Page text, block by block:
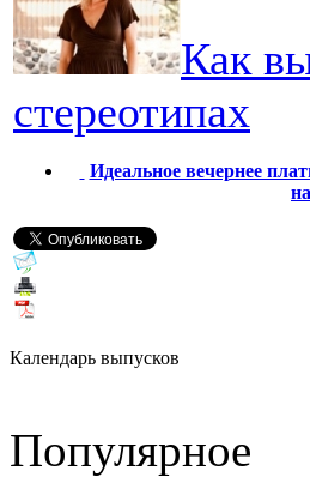
Как
стереотипах
Идеальное вечернее
Календарь выпусков
Популярное